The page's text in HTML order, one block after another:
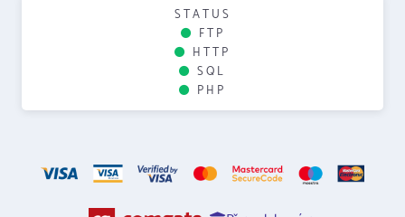
STATUS
FTP
HTTP
SQL
PHP